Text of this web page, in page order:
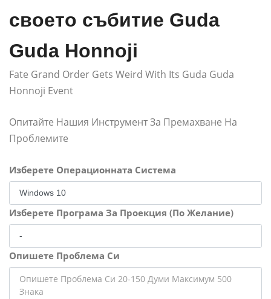
своето събитие Guda
Guda Honnoji
Fate Grand Order Gets Weird With Its Guda Guda
Honnoji Event
Опитайте Нашия Инструмент За Премахване На
Проблемите
Изберете Операционната Система
Изберете Програма За Проекция (По Желание)
Опишете Проблема Си